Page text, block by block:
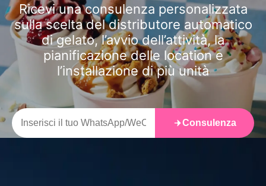
Ricevi una consulenza personalizzata
sulla scelta del distributore automatico
di gelato, l’avvio dell’attività, la
pianificazione delle location e
l’installazione di più unità
Consulenza